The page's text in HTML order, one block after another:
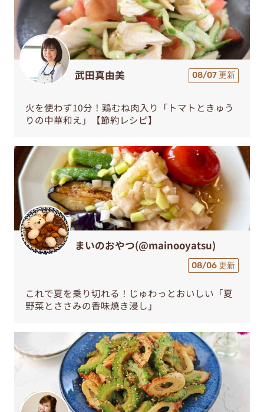
武田真由美 08/07 更新
火を使わず10分！鶏むね肉入り「トマトときゅう
りの中華和え」【節約レシピ】
まいのおやつ(@mainooyatsu)
08/06 更新
これで夏を乗り切れる！じゅわっとおいしい「夏
野菜とささみの香味焼き浸し」